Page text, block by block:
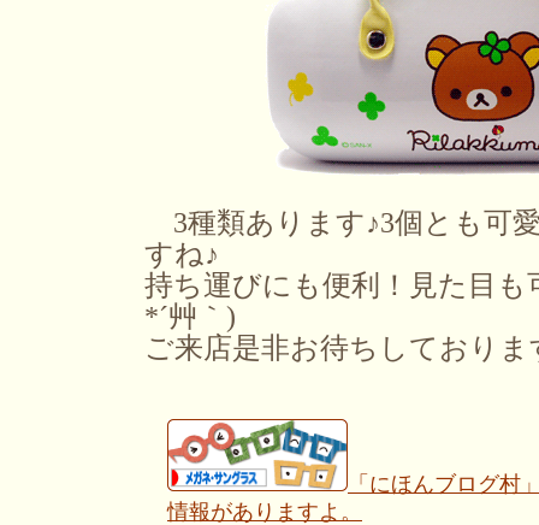
3種類あります♪3個とも可
すね♪
持ち運びにも便利！見た目
*´艸｀)
ご来店是非お待ちしており
「にほんブログ村
情報がありますよ。